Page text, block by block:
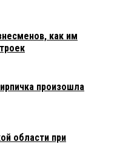
как им
произошла
области при